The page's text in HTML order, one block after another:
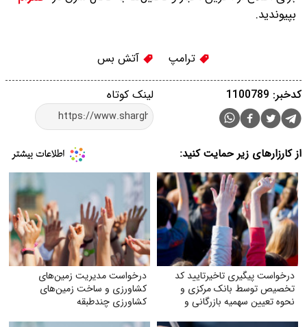
بپیوندید.
ترامپ آتش بس
لینک کوتاه کدخبر: 1100789
از کارزارهای زیر حمایت کنید:
درخواست پیگیری تاخیرتایید کد
تخصیص توسط بانک مرکزی و
نحوه تعیین سهمیه بازرگانی و
درخواست مدیریت زمین‌های
کشاورزی و ساخت زمین‌های
کشاورزی چندطبقه